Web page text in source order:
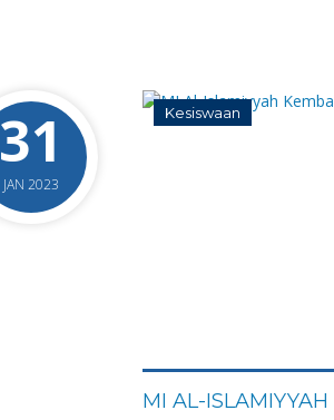
31
JAN 2023
Kesiswaan
MI AL-